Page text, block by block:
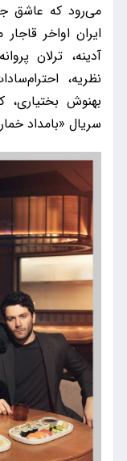
می‌رود که عاشق
ایران اواخر
آدینه، ترلان
نظریه،
بهنوش بختیاری،
سریال «بامداد